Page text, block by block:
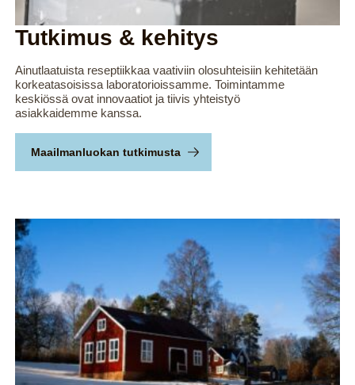
Tutkimus & kehitys
Ainutlaatuista reseptiikkaa vaativiin olosuhteisiin kehitetään
korkeatasoisissa laboratorioissamme. Toimintamme
keskiössä ovat innovaatiot ja tiivis yhteistyö
asiakkaidemme kanssa.
Maailmanluokan tutkimusta